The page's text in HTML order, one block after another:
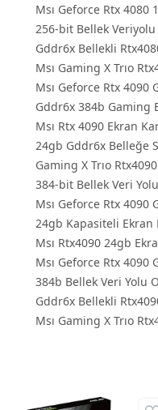
Msı Geforce Rtx 4080
256-bit Bellek Veriyolu
Gddr6x Bellekli
Msı Gaming X Trıo
Msı Geforce Rtx 4090
Gddr6x 384b Gaming
Msı Rtx 4090 Ekran
24gb Gddr6x Belleğe
Gaming X Trıo
384-bit Bellek Veri
Msı Geforce Rtx 4090
24gb Kapasiteli Ekran
Msı Rtx4090 24gb
Msı Geforce Rtx 4090
384b Bellek Veri Yolu
Gddr6x Bellekli
Msı Gaming X Trıo